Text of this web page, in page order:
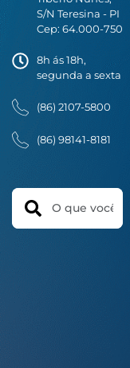
S/N Teresina - PI
Cep: 64.000-750
8h ás 18h,
segunda a sexta
(86) 2107-5800
(86) 98141-8181
Search